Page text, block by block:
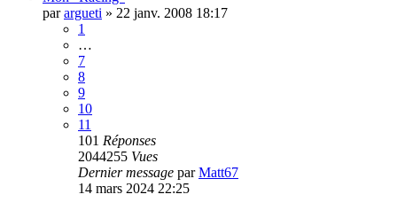
parargueti » 22 janv. 2008 18:17
1
…
7
8
9
10
11
101 Réponses
2044255 Vues
Dernier message parMatt67
14 mars 2024 22:25